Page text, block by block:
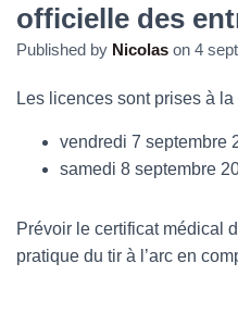
officielle des
Published by Nicolas on 4
Les licences sont prises à la
vendredi 7 septembre
samedi 8 septembre
Prévoir le certificat médical
pratique du tir à l’arc en